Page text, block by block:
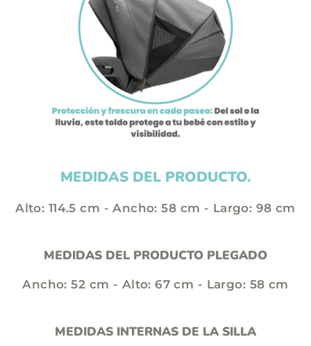
MEDIDAS DEL PRODUCTO.
Alto: 114.5 cm - Ancho: 58 cm - Largo: 98 cm
MEDIDAS DEL PRODUCTO PLEGADO
Ancho: 52 cm - Alto: 67 cm - Largo: 58 cm
MEDIDAS INTERNAS DE LA SILLA